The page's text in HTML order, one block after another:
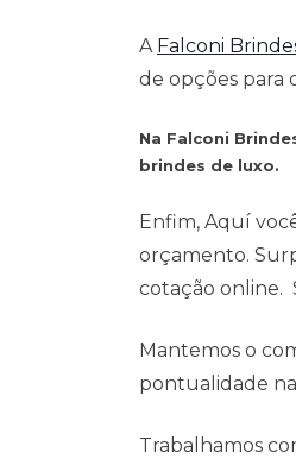
A Falconi
de opções para
Na Falconi
brindes de luxo.
Enfim, Aquí
orçamento.
cotação online.
Mantemos o
pontualidade
Trabalhamos